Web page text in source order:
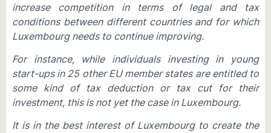
increase competition in terms of legal and tax
conditions between different countries and for which
Luxembourg needs to continue improving.
For instance, while individuals investing in young
start-ups in 25 other EU member states are entitled to
some kind of tax deduction or tax cut for their
investment, this is not yet the case in Luxembourg.
It is in the best interest of Luxembourg to create the